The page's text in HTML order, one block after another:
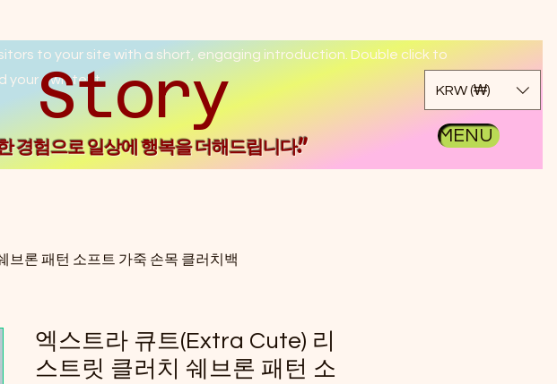
to your site with a short, engaging introduction. Double click to
your own text.
KRW (₩)
MENU
경험으로 일상에 행복을 더해드립니다."
론 패턴 소프트 가죽 손목 클러치백
엑스트라 큐트(Extra Cute) 리
스트릿 클러치 쉐브론 패턴 소